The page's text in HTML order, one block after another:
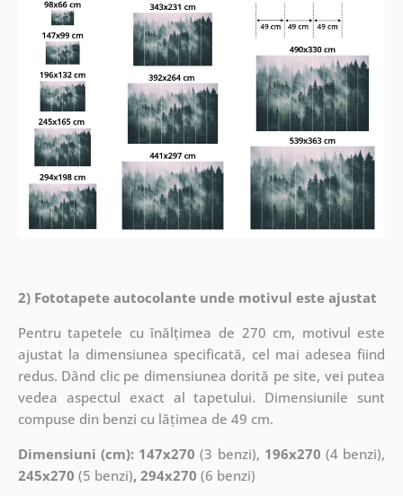
2) Fototapete autocolante unde motivul este ajustat
Pentru tapetele cu înălțimea de 270 cm, motivul este
ajustat la dimensiunea specificată, cel mai adesea fiind
redus. Dând clic pe dimensiunea dorită pe site, vei putea
vedea aspectul exact al tapetului. Dimensiunile sunt
compuse din benzi cu lățimea de 49 cm.
Dimensiuni (cm): 147x270 (3 benzi), 196x270 (4 benzi),
245x270 (5 benzi), 294x270 (6 benzi)